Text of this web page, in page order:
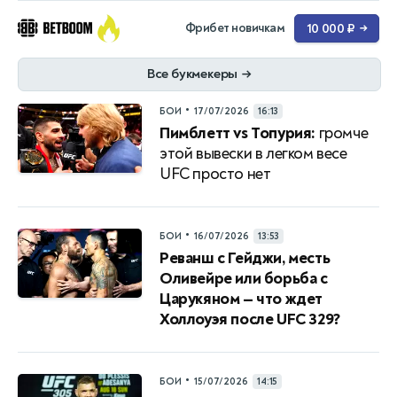
Фрибет новичкам 10 000 ₽ →
Все букмекеры →
БОИ • 17/07/2026 16:13
Пимблетт vs Топурия: громче
этой вывески в легком весе
UFC просто нет
БОИ • 16/07/2026 13:53
Реванш с Гейджи, месть
Оливейре или борьба с
Царукяном — что ждет
Холлоуэя после UFC 329?
БОИ • 15/07/2026 14:15